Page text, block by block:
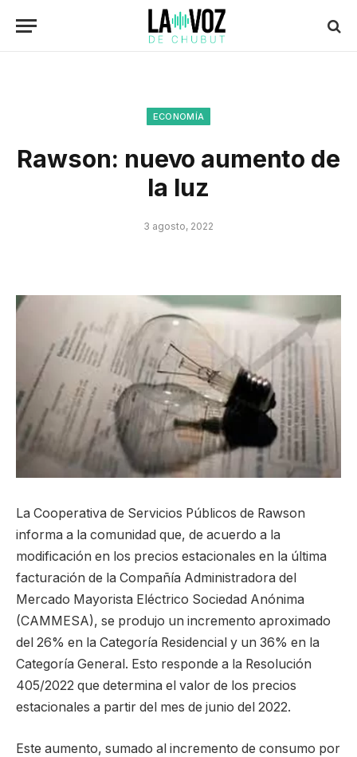
ECONOMÍA
Rawson: nuevo aumento de
la luz
3 agosto, 2022
La Cooperativa de Servicios Públicos de Rawson
informa a la comunidad que, de acuerdo a la
modificación en los precios estacionales en la última
facturación de la Compañía Administradora del
Mercado Mayorista Eléctrico Sociedad Anónima
(CAMMESA), se produjo un incremento aproximado
del 26% en la Categoría Residencial y un 36% en la
Categoría General. Esto responde a la Resolución
405/2022 que determina el valor de los precios
estacionales a partir del mes de junio del 2022.
Este aumento, sumado al incremento de consumo por